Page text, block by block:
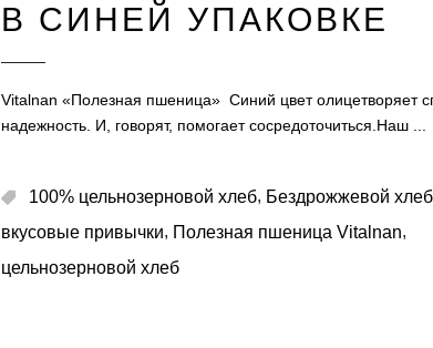
В СИНЕЙ УПАКОВКЕ
Vitalnan «Полезная пшеница» Синий цвет олицетворяет
надежность. И, говорят, помогает сосредоточиться.Наш
100% цельнозерновой хлеб, Бездрожжевой хлеб
вкусовые привычки, Полезная пшеница Vitalnan,
цельнозерновой хлеб